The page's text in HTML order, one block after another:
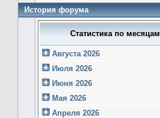
История форума
Статистика по месяцам
Августа 2026
Июля 2026
Июня 2026
Мая 2026
Апреля 2026